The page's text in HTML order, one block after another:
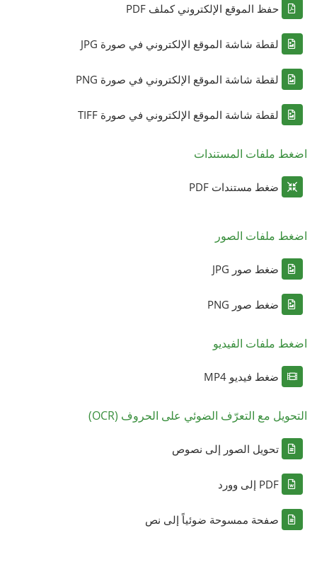
حفظ الموقع الإلكتروني كملف PDF
لقطة شاشة الموقع الإلكتروني في صورة JPG
لقطة شاشة الموقع الإلكتروني في صورة PNG
لقطة شاشة الموقع الإلكتروني في صورة TIFF
اضغط ملفات المستندات
ضغط مستندات PDF
اضغط ملفات الصور
ضغط صور JPG
ضغط صور PNG
اضغط ملفات الفيديو
ضغط فيديو MP4
التحويل مع التعرّف الضوئي على الحروف (OCR)
تحويل الصور إلى نصوص
PDF إلى وورد
صفحة ممسوحة ضوئياً إلى نص